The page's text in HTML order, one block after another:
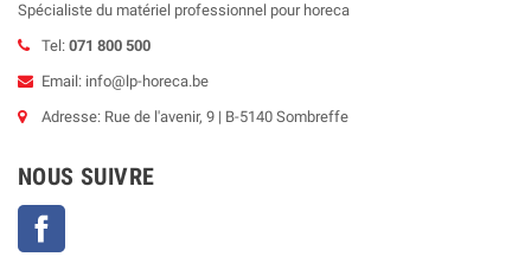
Spécialiste du matériel professionnel pour horeca
Tel: 071 800 500
Email: info@lp-horeca.be
Adresse: Rue de l'avenir, 9 | B-5140 Sombreffe
NOUS SUIVRE